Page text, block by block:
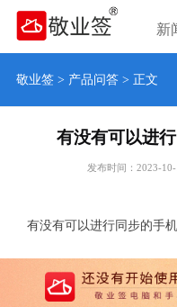
新
敬业签> 产品问答> 正文
有没有可以进
发布时间：2023-
有没有可以进行同步的手